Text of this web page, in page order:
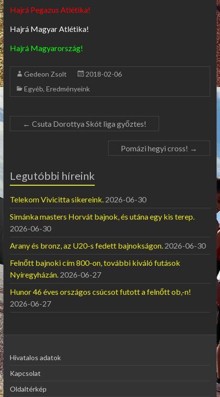
Hajrá Pegazus Atlétika!
Hajrá Magyar Atlétika!
Hajrá Magyarország!
Gedeon Zsolt
2018-02-06
Egyéb, Eredményeink
← Csuta Dorottya Skót liga győztes!
Pomázi hegyi cross! →
Legutóbbi híreink
Telekom Vivicitta sikereink. 2026-06-30
Simánka masters Horvát bajnok, és utána egy kis terep.
2026-06-30
Arany és bronz, az U20-s fedett bajnokságon. 2026-06-30
Felnőtt bajnoki cím 800-on, további kiváló futások
Nyíregyházán. 2026-06-27
Hunor 46 éves országos csúcsot futott a felnőtt ob,-n!
2026-06-27
Hivatalos adatok
Kapcsolat
Oldaltérkép